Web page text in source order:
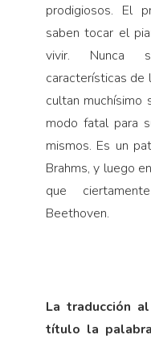
prodigiosos. El
saben tocar el
vivir. Nunca
características
cultan muchísimo
modo fatal para
mismos. Es un
Brahms, y lue­go
que
Beethoven.
La traducción
título la